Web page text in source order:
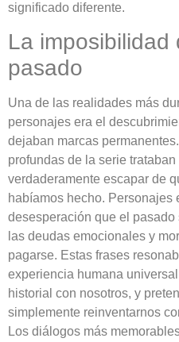
significado diferente.
La imposibilidad
pasado
Una de las realidades más
personajes era el
dejaban marcas
profundas de la serie
verdaderamente escapar de
habíamos hecho.
desesperación que el
las deudas emocionales y
pagarse. Estas frases
experiencia humana
historial con nosotros, y
simplemente reinventarnos
Los diálogos más